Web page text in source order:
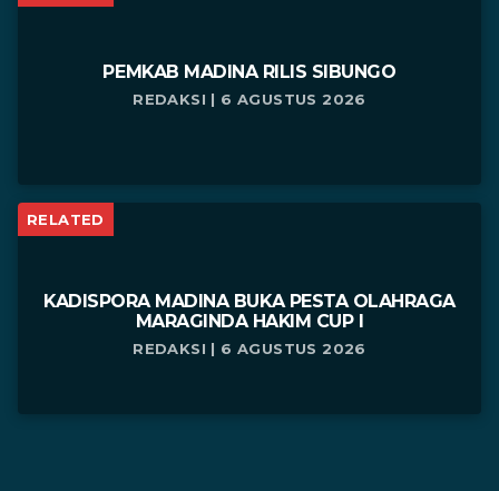
PEMKAB MADINA RILIS SIBUNGO
REDAKSI | 6 AGUSTUS 2026
RELATED
KADISPORA MADINA BUKA PESTA OLAHRAGA
MARAGINDA HAKIM CUP I
REDAKSI | 6 AGUSTUS 2026